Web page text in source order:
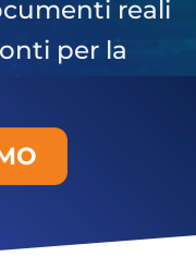
reali
per la